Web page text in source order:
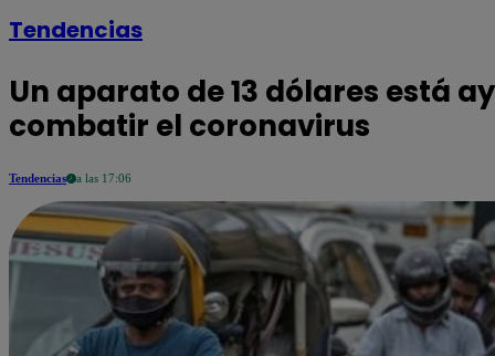
Tendencias
Un aparato de 13 dólares está
combatir el coronavirus
Tendencias a las 17:06